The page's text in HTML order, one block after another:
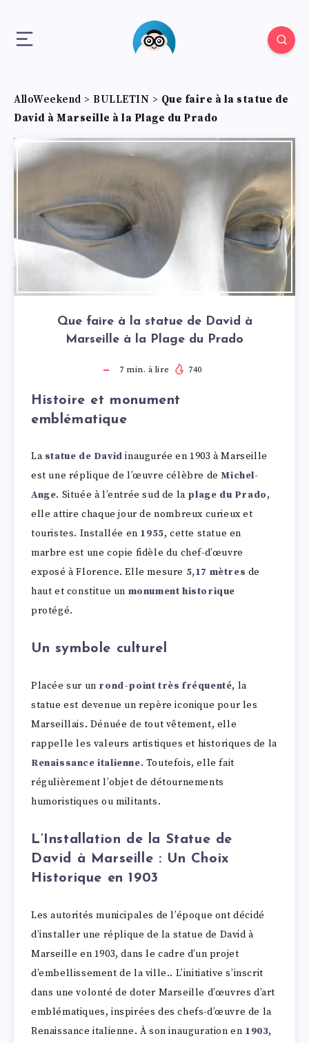
AlloWeekend > BULLETIN > Que faire à la statue de
David à Marseille à la Plage du Prado
Que faire à la statue de David à
Marseille à la Plage du Prado
7 min. à lire 740
Histoire et monument
emblématique
La statue de David inaugurée en 1903 à Marseille
est une réplique de l’œuvre célèbre deMichel-
Ange. Située à l’entrée sud de la plage du Prado,
elle attire chaque jour de nombreux curieux et
touristes. Installée en 1955, cette statue en
marbre est une copie fidèle du chef-d’œuvre
exposé à Florence. Elle mesure 5,17 mètres de
haut et constitue un monument historique
protégé.
Un symbole culturel
Placée sur un rond-point très fréquenté, la
statue est devenue un repère iconique pour les
Marseillais. Dénuée de tout vêtement, elle
rappelle les valeurs artistiques et historiques de la
Renaissance italienne. Toutefois, elle fait
régulièrement l’objet de détournements
humoristiques ou militants.
L’Installation de la Statue de
David à Marseille : Un Choix
Historique en 1903
Les autorités municipales de l’époque ont décidé
d’installer une réplique de la statue de David à
Marseille en 1903, dans le cadre d’un projet
d’embellissement de la ville.. L’initiative s’inscrit
dans une volonté de doter Marseille d’œuvres d’art
emblématiques, inspirées des chefs-d’œuvre de la
Renaissance italienne. À son inauguration en 1903,